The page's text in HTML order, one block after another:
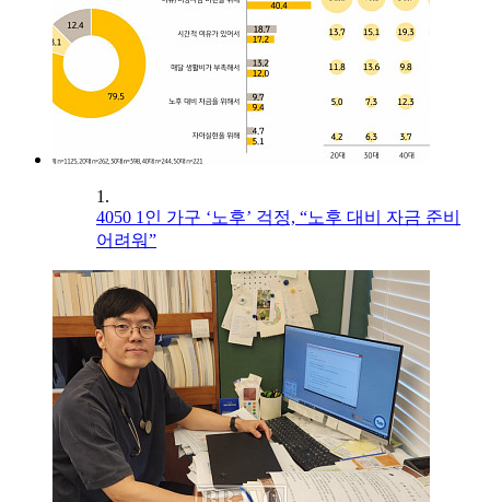
1.
4050 1인 가구 ‘노후’ 걱정, “노후 대비 자금 준비
어려워”